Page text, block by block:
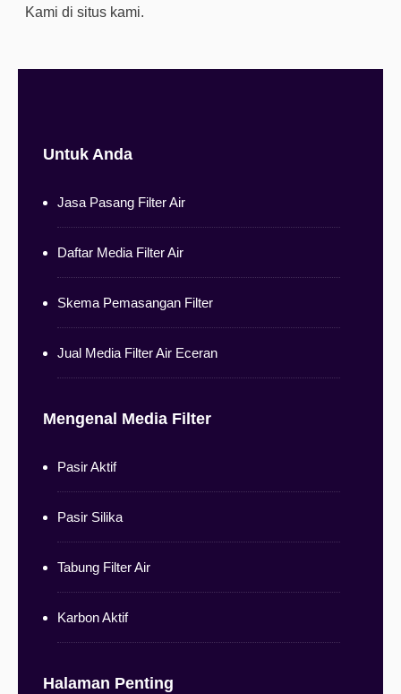
Kami di situs kami.
Untuk Anda
Jasa Pasang Filter Air
Daftar Media Filter Air
Skema Pemasangan Filter
Jual Media Filter Air Eceran
Mengenal Media Filter
Pasir Aktif
Pasir Silika
Tabung Filter Air
Karbon Aktif
Halaman Penting